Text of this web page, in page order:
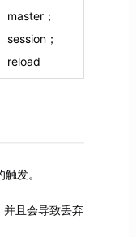
master；
session；
reload
发。
并且会导致丢弃